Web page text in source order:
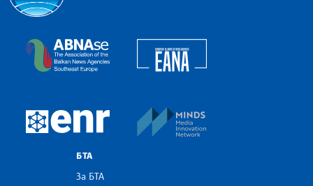
The Assocoation of the Balkan News Agencies
European Newsroom
БТА
За БТА